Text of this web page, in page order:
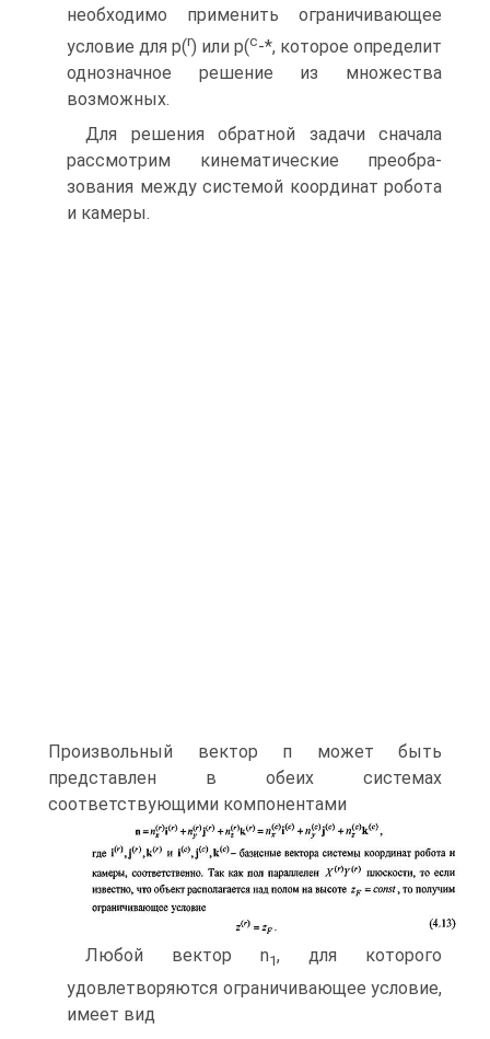
необходимо применить ограничивающее
условие для p(r) или p(c-*, которое определит
однозначное решение из множества
возможных.
Для решения обратной задачи сначала
рассмотрим кинематические преобра­
зования между системой координат робота
и камеры.
Произвольный вектор п может быть
представлен в обеих системах
соответствующими компонентами
Любой вектор n1, для которого
удовлетворяются ограничивающее условие,
имеет вид